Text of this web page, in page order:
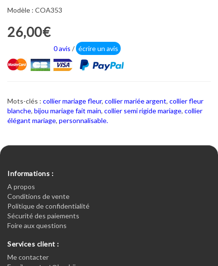
Modèle : COA353
26,00€
0 avis / écrire un avis
Mots-clés : collier mariage fleur, collier mariée argent, collier fleur
blanche, bijou mariage fait main, collier semi rigide mariage, collier
élégant mariage, personnalisable.
Informations :
A propos
Conditions de vente
Politique de confidentialité
Sécurité des paiements
Foire aux questions
Services client :
Me contacter